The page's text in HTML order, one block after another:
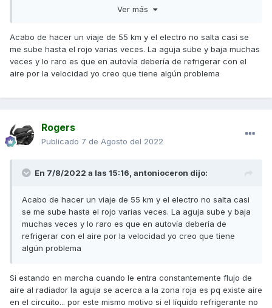
Ver más
Acabo de hacer un viaje de 55 km y el electro no salta casi se
me sube hasta el rojo varias veces. La aguja sube y baja muchas
veces y lo raro es que en autovía debería de refrigerar con el
aire por la velocidad yo creo que tiene algún problema
Rogers
Publicado 7 de Agosto del 2022
En 7/8/2022 a las 15:16, antonioceron dijo:
Acabo de hacer un viaje de 55 km y el electro no salta casi
se me sube hasta el rojo varias veces. La aguja sube y baja
muchas veces y lo raro es que en autovía debería de
refrigerar con el aire por la velocidad yo creo que tiene
algún problema
Si estando en marcha cuando le entra constantemente flujo de
aire al radiador la aguja se acerca a la zona roja es pq existe aire
en el circuito... por este mismo motivo si el líquido refrigerante no